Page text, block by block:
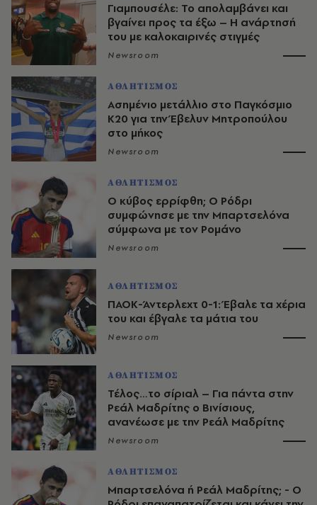
Γιαμπουσέλε: Το απολαμβάνει και
βγαίνει προς τα έξω – Η ανάρτησή
του με καλοκαιρινές στιγμές
Newsroom
ΑΘΛΗΤΙΣΜΟΣ
Ασημένιο μετάλλιο στο Παγκόσμιο
Κ20 για την Έβελυν Μητροπούλου
στο μήκος
Newsroom
ΑΘΛΗΤΙΣΜΟΣ
O κύβος ερρίφθη; Ο Ρόδρι
συμφώνησε με την Μπαρτσελόνα
σύμφωνα με τον Ρομάνο
Newsroom
ΑΘΛΗΤΙΣΜΟΣ
ΠΑΟΚ-Άντερλεχτ 0-1: Έβαλε τα χέρια
του και έβγαλε τα μάτια του
Newsroom
ΑΘΛΗΤΙΣΜΟΣ
Τέλος…το σίριαλ – Για πάντα στην
Ρεάλ Μαδρίτης ο Βινίσιους,
ανανέωσε με την Ρεάλ Μαδρίτης
Newsroom
ΑΘΛΗΤΙΣΜΟΣ
Μπαρτσελόνα ή Ρεάλ Μαδρίτης; - Ο